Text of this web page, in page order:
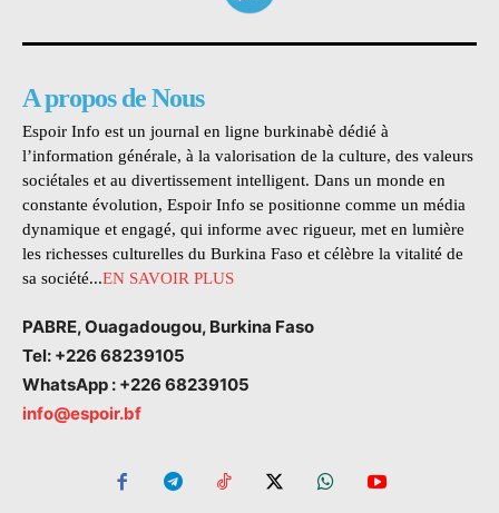
A propos de Nous
Espoir Info est un journal en ligne burkinabè dédié à
l’information générale, à la valorisation de la culture, des valeurs
sociétales et au divertissement intelligent. Dans un monde en
constante évolution, Espoir Info se positionne comme un média
dynamique et engagé, qui informe avec rigueur, met en lumière
les richesses culturelles du Burkina Faso et célèbre la vitalité de
sa société...EN SAVOIR PLUS
PABRE, Ouagadougou, Burkina Faso
Tel: +226 68239105
WhatsApp : +226 68239105
info@espoir.bf